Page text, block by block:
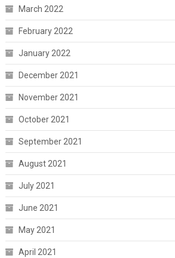
March 2022
February 2022
January 2022
December 2021
November 2021
October 2021
September 2021
August 2021
July 2021
June 2021
May 2021
April 2021